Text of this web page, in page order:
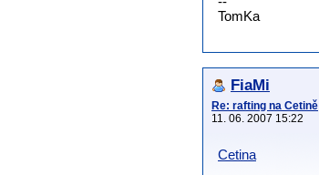
TomKa
FiaMi
Re: rafting na Cetině
11. 06. 2007 15:22
Cetina